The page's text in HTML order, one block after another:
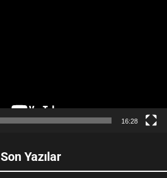
16:28
Son Yazılar